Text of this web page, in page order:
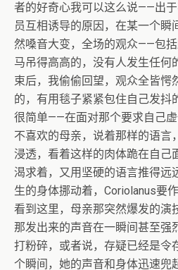
者的好奇心我可以这么说——出
员互相诱导的原因，在某一个瞬
然嗓音大变，全场的观众——包
马吊得高高的，没有人发生任何
束后，我偷偷回望，观众全皆愕
的，有用毯子紧紧包住自己发抖
很简单——在面对那个要求自己
不喜欢的母亲，说着那样的语言
浸透，看着这样的肉体跪在自己
渴求着，又用坚硬的语言推得远
生的身体挪动着，Coriolanus要
看到这里，母亲那突然爆发的
那发出来的声音在一瞬间甚至强
打粉碎，或者说，存疑已经是令
个瞬间，她的声音和身体迅速兜